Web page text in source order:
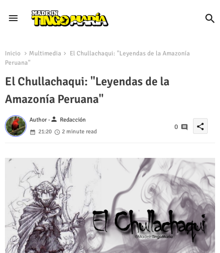
Inicio Multimedia
El Chullachaqui: "Leyendas de la Amazonía
Peruana"
El Chullachaqui: "Leyendas de la
Amazonía Peruana"
Author -person Redacción
21:20
2 minute read
0 share